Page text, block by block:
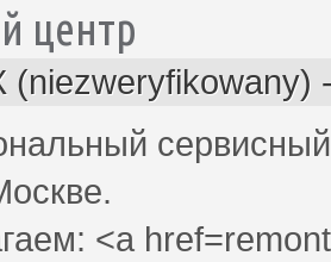
центр
(niezweryfikowany)
<a